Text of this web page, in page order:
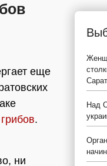
еще
.
ни
Над